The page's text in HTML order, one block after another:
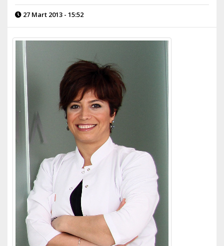
27 Mart 2013 - 15:52